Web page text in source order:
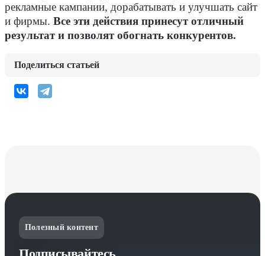
рекламные кампании, дорабатывать и улучшать сайт
и фирмы. Все эти действия принесут отличный
результат и позволят обогнать конкурентов.
Поделиться статьей
Полезный контент